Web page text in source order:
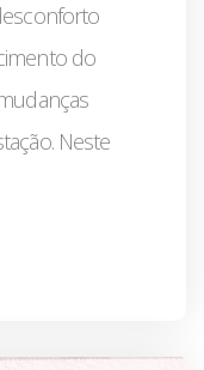
do
Neste